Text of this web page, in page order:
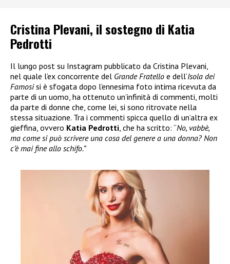
Cristina Plevani, il sostegno di Katia
Pedrotti
Il lungo post su Instagram pubblicato da Cristina Plevani,
nel quale l’ex concorrente del Grande Fratello e dell’Isola dei
Famosisi è sfogata dopo l’ennesima foto intima ricevuta da
parte di un uomo, ha ottenuto un’infinità di commenti, molti
da parte di donne che, come lei, si sono ritrovate nella
stessa situazione. Tra i commenti spicca quello di un’altra ex
gieffina, ovvero Katia Pedrotti, che ha scritto: “No, vabbè,
ma come si può scrivere una cosa del genere a una donna? Non
c’è mai fine allo schifo.”